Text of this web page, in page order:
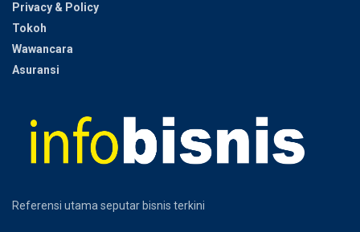
Privacy & Policy
Tokoh
Wawancara
Asuransi
Referensi utama seputar bisnis terkini